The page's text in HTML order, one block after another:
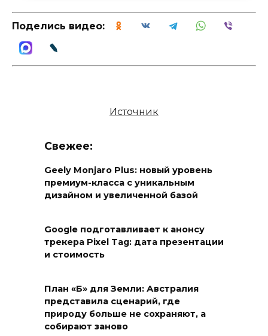
Поделись видео:
Источник
Свежее:
Geely Monjaro Plus: новый уровень
премиум-класса с уникальным
дизайном и увеличенной базой
Google подготавливает к анонсу
трекера Pixel Tag: дата презентации
и стоимость
План «Б» для Земли: Австралия
представила сценарий, где
природу больше не сохраняют, а
собирают заново